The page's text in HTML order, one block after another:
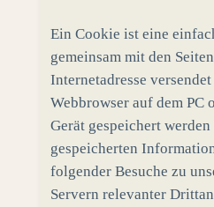
Ein Cookie ist eine
gemeinsam mit den
Internetadresse
Webbrowser auf dem PC
Gerät gespeichert
gespeicherten
folgender Besuche zu
Servern relevanter